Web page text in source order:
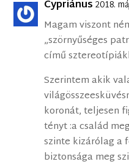
Cypriánus 2018.
Magam viszont
„szörnyűséges
című
Szerintem akik
koronát, teljesen
tényt :a család
szinte kizárólag a
biztonsága meg